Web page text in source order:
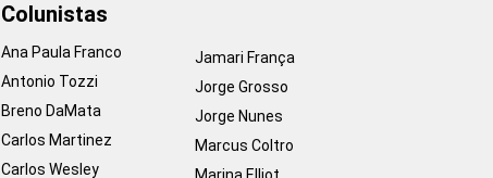
Colunistas
Ana Paula Franco
Antonio Tozzi
Breno DaMata
Carlos Martinez
Carlos Wesley
Jamari França
Jorge Grosso
Jorge Nunes
Marcus Coltro